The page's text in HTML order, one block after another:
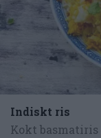
Indiskt ris
Kokt basmatiris